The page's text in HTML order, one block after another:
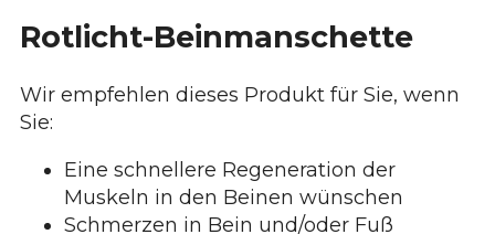
Rotlicht-Beinmanschette
Wir empfehlen dieses Produkt für Sie, wenn
Sie:
Eine schnellere Regeneration der
Muskeln in den Beinen wünschen
Schmerzen in Bein und/oder Fuß